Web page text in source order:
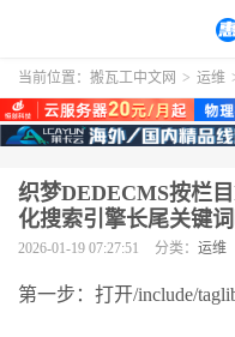
当前位置： 搬瓦工中文网 > 运维
织梦DEDECMS按栏
化搜索引擎长尾关键
2026-01-19 07:27:51 分类： 运维
第一步：打开/include/